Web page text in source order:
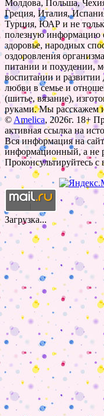
Молдова, Польша,
Греция, Италия,
Турция, ЮАР и не
полезную информацию
здоровье, народных
оздоровления
питании и похудении,
воспитании и развитии
любви в семье и
(шитье, вязание),
руками. Мы расскажем
© Amelica, 2026г. 18+
активная ссылка на
Вся информация на
информационный, а не
Проконсультируйтесь с
Загрузка...